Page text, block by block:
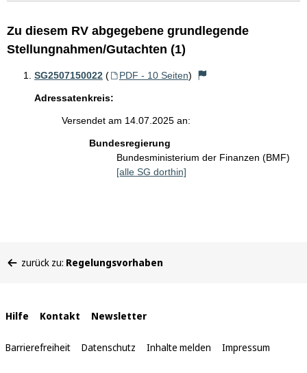
Zu diesem RV abgegebene grundlegende
Stellungnahmen/Gutachten (1)
SG2507150022 ( PDF - 10 Seiten)
Adressatenkreis:
Versendet am 14.07.2025 an:
Bundesregierung
Bundesministerium der Finanzen (BMF)
[alle SG dorthin]
befinden
zurück zu: Regelungsvorhaben
Interne
Links
Hilfe Kontakt Newsletter
Barrierefreiheit Datenschutz Inhalte melden Impressum